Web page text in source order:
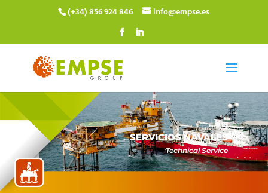
(+34) 856 924 846 info@empse.es
SERVICIOS NAVALES
Technical Service